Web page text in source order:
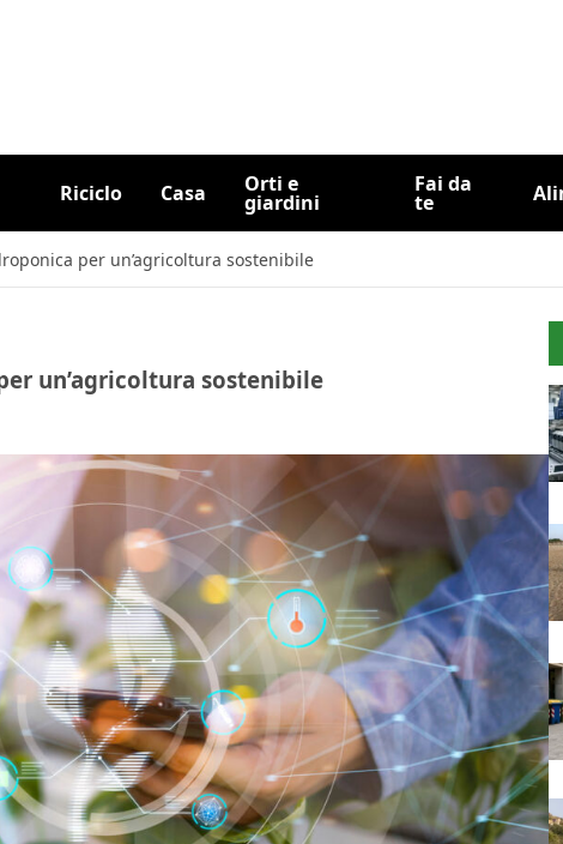
Riciclo Casa Orti e
giardini
Fai da
te
per un’agricoltura sostenibile
un’agricoltura sostenibile